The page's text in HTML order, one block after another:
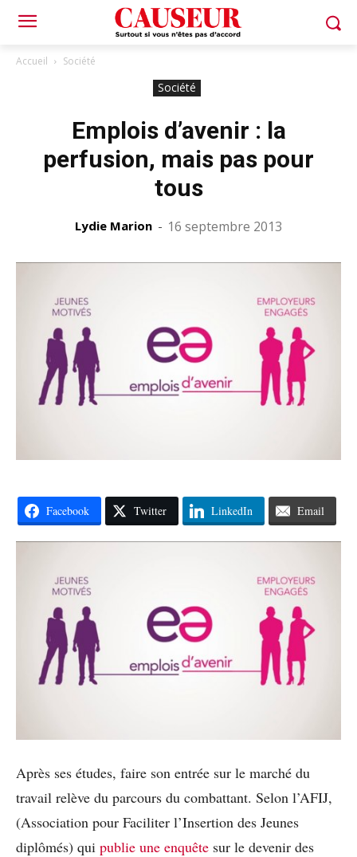
Accueil Société
Société
Emplois d’avenir : la
perfusion, mais pas pour
tous
Lydie Marion - 16 septembre 2013
Facebook Twitter LinkedIn Email
Après ses études, faire son entrée sur le marché du
travail relève du parcours du combattant. Selon l’AFIJ,
(Association pour Faciliter l’Insertion des Jeunes
diplômés) qui publie une enquête sur le devenir des